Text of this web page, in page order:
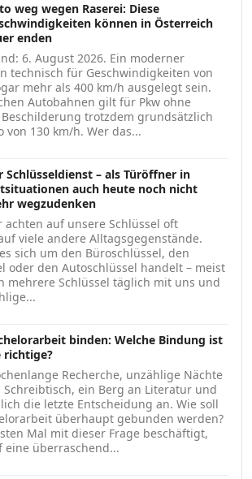
weg wegen Raserei: Diese
können in Österreich
enden
6. August 2026. Ein moderner
technisch für Geschwindigkeiten von
mehr als 400 km/h ausgelegt sein.
Autobahnen gilt für Pkw ohne
trotzdem grundsätzlich
von 130 km/h. Wer das...
Schlüsseldienst – als Türöffner in
auch heute noch nicht
wegzudenken
achten auf unsere Schlüssel oft
viele andere Alltagsgegenstände.
sich um den Büroschlüssel, den
oder den Autoschlüssel handelt – meist
mehrere Schlüssel täglich mit uns und
binden: Welche Bindung ist
richtige?
Recherche, unzählige Nächte
Schreibtisch, ein Berg an Literatur und
die letzte Entscheidung an. Wie soll
überhaupt gebunden werden?
Mal mit dieser Frage beschäftigt,
eine überraschend...